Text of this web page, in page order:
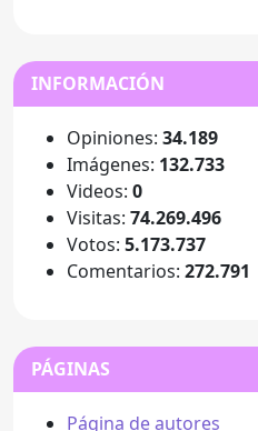
INFORMACIÓN
Opiniones: 34.189
Imágenes: 132.733
Videos: 0
Visitas: 74.269.496
Votos: 5.173.737
Comentarios: 272.791
PÁGINAS
Página de autores